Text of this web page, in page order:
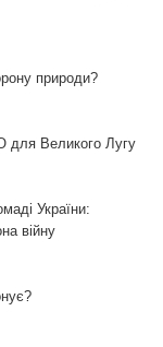
природи?
для Великого Лугу
України:
війну